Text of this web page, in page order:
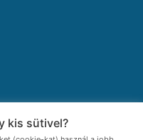
kis sütivel?